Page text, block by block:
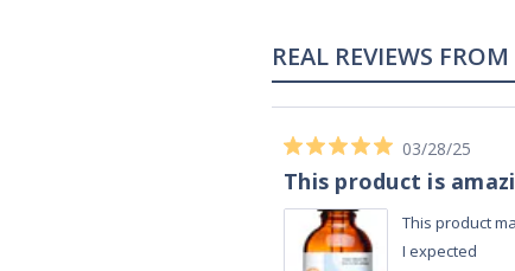
It works really well, I use it every night
before bed and I sleep so well and so